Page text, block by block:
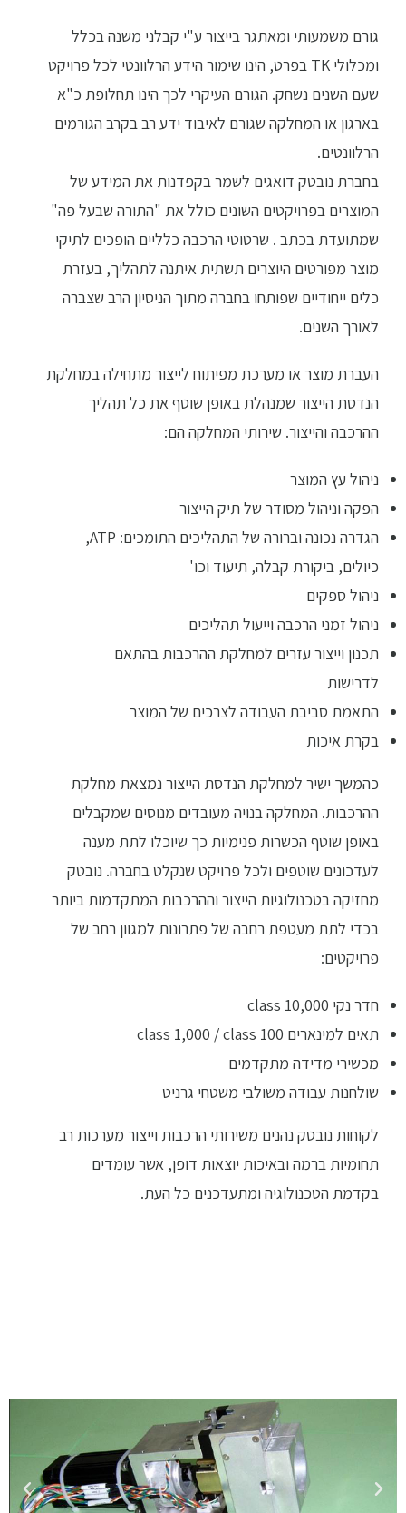
גורם משמעותי ומאתגר בייצור ע"י קבלני משנה בכלל
ומכלולי TK בפרט, הינו שימור הידע הרלוונטי לכל פרויקט
שעם השנים נשחק. הגורם העיקרי לכך הינו תחלופת כ"א
בארגון או המחלקה שגורם לאיבוד ידע רב בקרב הגורמים
הרלוונטים.
בחברת נובטק דואגים לשמר בקפדנות את המידע של
המוצרים בפרויקטים השונים כולל את "התורה שבעל פה"
שמתועדת בכתב . שרטוטי הרכבה כלליים הופכים לתיקי
מוצר מפורטים היוצרים תשתית איתנה לתהליך, בעזרת
כלים ייחודיים שפותחו בחברה מתוך הניסיון הרב שצברה
לאורך השנים.
העברת מוצר או מערכת מפיתוח לייצור מתחילה במחלקת
הנדסת הייצור שמנהלת באופן שוטף את כל תהליך
ההרכבה והייצור. שירותי המחלקה הם:
ניהול עץ המוצר
הפקה וניהול מסודר של תיק הייצור
הגדרה נכונה וברורה של התהליכים התומכים: ATP,
כיולים, ביקורת קבלה, תיעוד וכו'
ניהול ספקים
ניהול זמני הרכבה וייעול תהליכים
תכנון וייצור עזרים למחלקת ההרכבות בהתאם
לדרישות
התאמת סביבת העבודה לצרכים של המוצר
בקרת איכות
כהמשך ישיר למחלקת הנדסת הייצור נמצאת מחלקת
ההרכבות. המחלקה בנויה מעובדים מנוסים שמקבלים
באופן שוטף הכשרות פנימיות כך שיוכלו לתת מענה
לעדכונים שוטפים ולכל פרויקט שנקלט בחברה. נובטק
מחזיקה בטכנולוגיות הייצור וההרכבות המתקדמות ביותר
בכדי לתת מעטפת רחבה של פתרונות למגוון רחב של
פרויקטים:
חדר נקי class 10,000
תאים למינארים class 1,000 / class 100
מכשירי מדידה מתקדמים
שולחנות עבודה משולבי משטחי גרניט
לקוחות נובטק נהנים משירותי הרכבות וייצור מערכות רב
תחומיות ברמה ובאיכות יוצאות דופן, אשר עומדים
בקדמת הטכנולוגיה ומתעדכנים כל העת.